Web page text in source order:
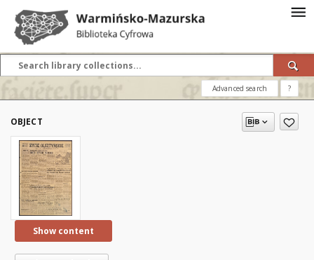
Advanced search ?
OBJECT
Show content